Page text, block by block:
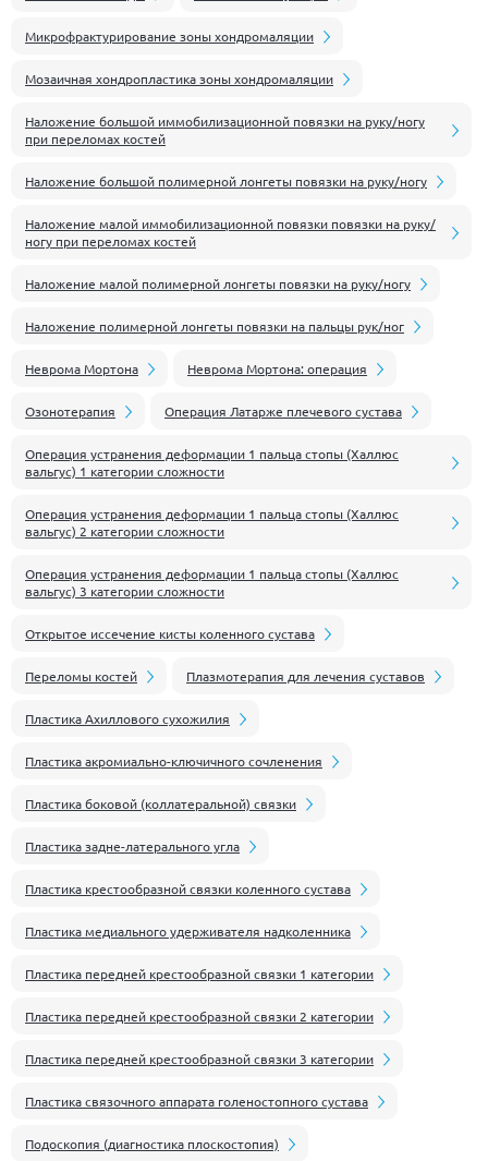
Микрофрактурирование зоны хондромаляции
Мозаичная хондропластика зоны хондромаляции
Наложение большой иммобилизационной повязки на руку/ногу
при переломах костей
Наложение большой полимерной лонгеты повязки на руку/ногу
Наложение малой иммобилизационной повязки повязки на руку/
ногу при переломах костей
Наложение малой полимерной лонгеты повязки на руку/ногу
Наложение полимерной лонгеты повязки на пальцы рук/ног
Неврома Мортона Неврома Мортона: операция
Озонотерапия Операция Латарже плечевого сустава
Операция устранения деформации 1 пальца стопы (Халлюс
вальгус) 1 категории сложности
Операция устранения деформации 1 пальца стопы (Халлюс
вальгус) 2 категории сложности
Операция устранения деформации 1 пальца стопы (Халлюс
вальгус) 3 категории сложности
Открытое иссечение кисты коленного сустава
Переломы костей Плазмотерапия для лечения суставов
Пластика Ахиллового сухожилия
Пластика акромиально-ключичного сочленения
Пластика боковой (коллатеральной) связки
Пластика задне-латерального угла
Пластика крестообразной связки коленного сустава
Пластика медиального удерживателя надколенника
Пластика передней крестообразной связки 1 категории
Пластика передней крестообразной связки 2 категории
Пластика передней крестообразной связки 3 категории
Пластика связочного аппарата голеностопного сустава
Подоскопия (диагностика плоскостопия)